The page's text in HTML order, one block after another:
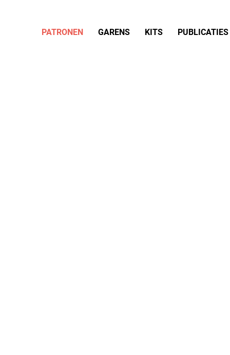
PATRONEN GARENS KITS PUBLICATIES